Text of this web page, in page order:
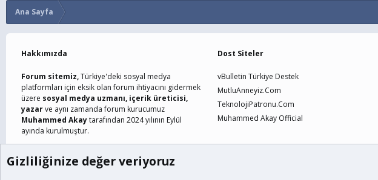
Ana Sayfa
Hakkımızda
Forum sitemiz,Türkiye'deki sosyal medya
platformları için eksik olan forum ihtiyacını gidermek
üzere sosyal medya uzmanı, içerik üreticisi,
yazarve aynı zamanda forum kurucumuz
Muhammed Akaytarafından 2024 yılının Eylül
ayında kurulmuştur.
Dost Siteler
vBulletin Türkiye Destek
MutluAnneyiz.Com
TeknolojiPatronu.Com
Muhammed Akay Official
Çerezler Türkçe (TR)
Gizliliğinize değer veriyoruz